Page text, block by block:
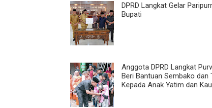
DPRD Langkat Gelar
Bupati
Anggota DPRD Langkat
Beri Bantuan Sembako dan
Kepada Anak Yatim dan